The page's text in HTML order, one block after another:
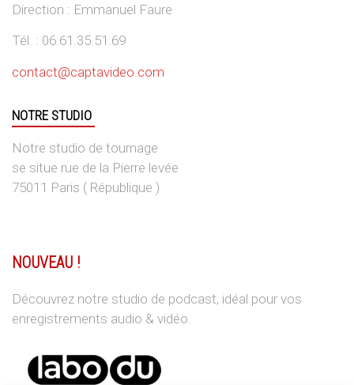
Direction : Emmanuel Faure
Tél. : 06.61.35.51.69
contact@captavideo.com
NOTRE STUDIO
Notre studio de tournage
se situe rue de la Pierre levée
75011 Paris ( République )
NOUVEAU !
Découvrez notre studio de podcast, idéal pour vos
enregistrements audio & vidéo.